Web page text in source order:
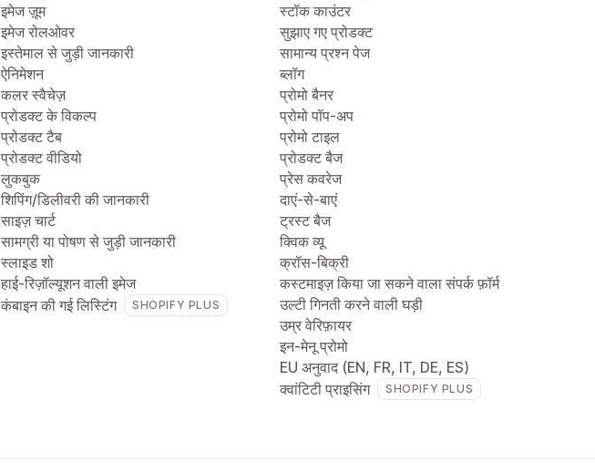
इमेज ज़ूम
इमेज रोलओवर
इस्तेमाल से जुड़ी जानकारी
ऐनिमेशन
कलर स्वैचेज़
प्रोडक्ट के विकल्प
प्रोडक्ट टैब
प्रोडक्ट वीडियो
लुकबुक
शिपिंग/डिलीवरी की जानकारी
साइज़ चार्ट
सामग्री या पोषण से जुड़ी जानकारी
स्लाइड शो
हाई-रिज़ॉल्यूशन वाली इमेज
कंबाइन की गई लिस्टिंग
SHOPIFY PLUS
स्टॉक काउंटर
सुझाए गए प्रोडक्ट
सामान्य प्रश्न पेज
ब्लॉग
प्रोमो बैनर
प्रोमो पॉप-अप
प्रोमो टाइल
प्रोडक्ट बैज
प्रेस कवरेज
दाएं-से-बाएं
ट्रस्ट बैज
क्विक व्यू
क्रॉस-बिक्री
कस्टमाइज़ किया जा सकने वाला संपर्क फ़ॉर्म
उल्टी गिनती करने वाली घड़ी
उम्र वेरिफ़ायर
इन-मेनू प्रोमो
EU अनुवाद (EN, FR, IT, DE, ES)
क्वांटिटी प्राइसिंग
SHOPIFY PLUS